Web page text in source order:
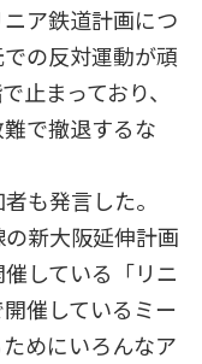
ア鉄道計画につ
の反対運動が頑
止まっており、
で撤退するな
も発言した。
新大阪延伸計画
している「リニ
催しているミー
めにいろんなア